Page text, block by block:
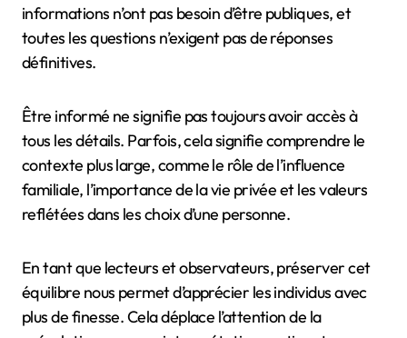
informations n’ont pas besoin d’être publiques, et
toutes les questions n’exigent pas de réponses
définitives.
Être informé ne signifie pas toujours avoir accès à
tous les détails. Parfois, cela signifie comprendre le
contexte plus large, comme le rôle de l’influence
familiale, l’importance de la vie privée et les valeurs
reflétées dans les choix d’une personne.
En tant que lecteurs et observateurs, préserver cet
équilibre nous permet d’apprécier les individus avec
plus de finesse. Cela déplace l’attention de la